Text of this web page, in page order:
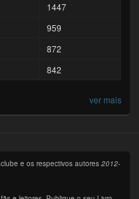
1447
959
872
842
ver mais
e os respectivos autores2012-